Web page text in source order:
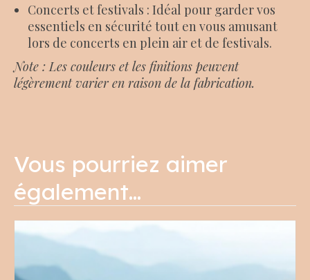
Concerts et festivals : Idéal pour garder vos
essentiels en sécurité tout en vous amusant
lors de concerts en plein air et de festivals.
Note : Les couleurs et les finitions peuvent
légèrement varier en raison de la fabrication.
Vous pourriez aimer
également…